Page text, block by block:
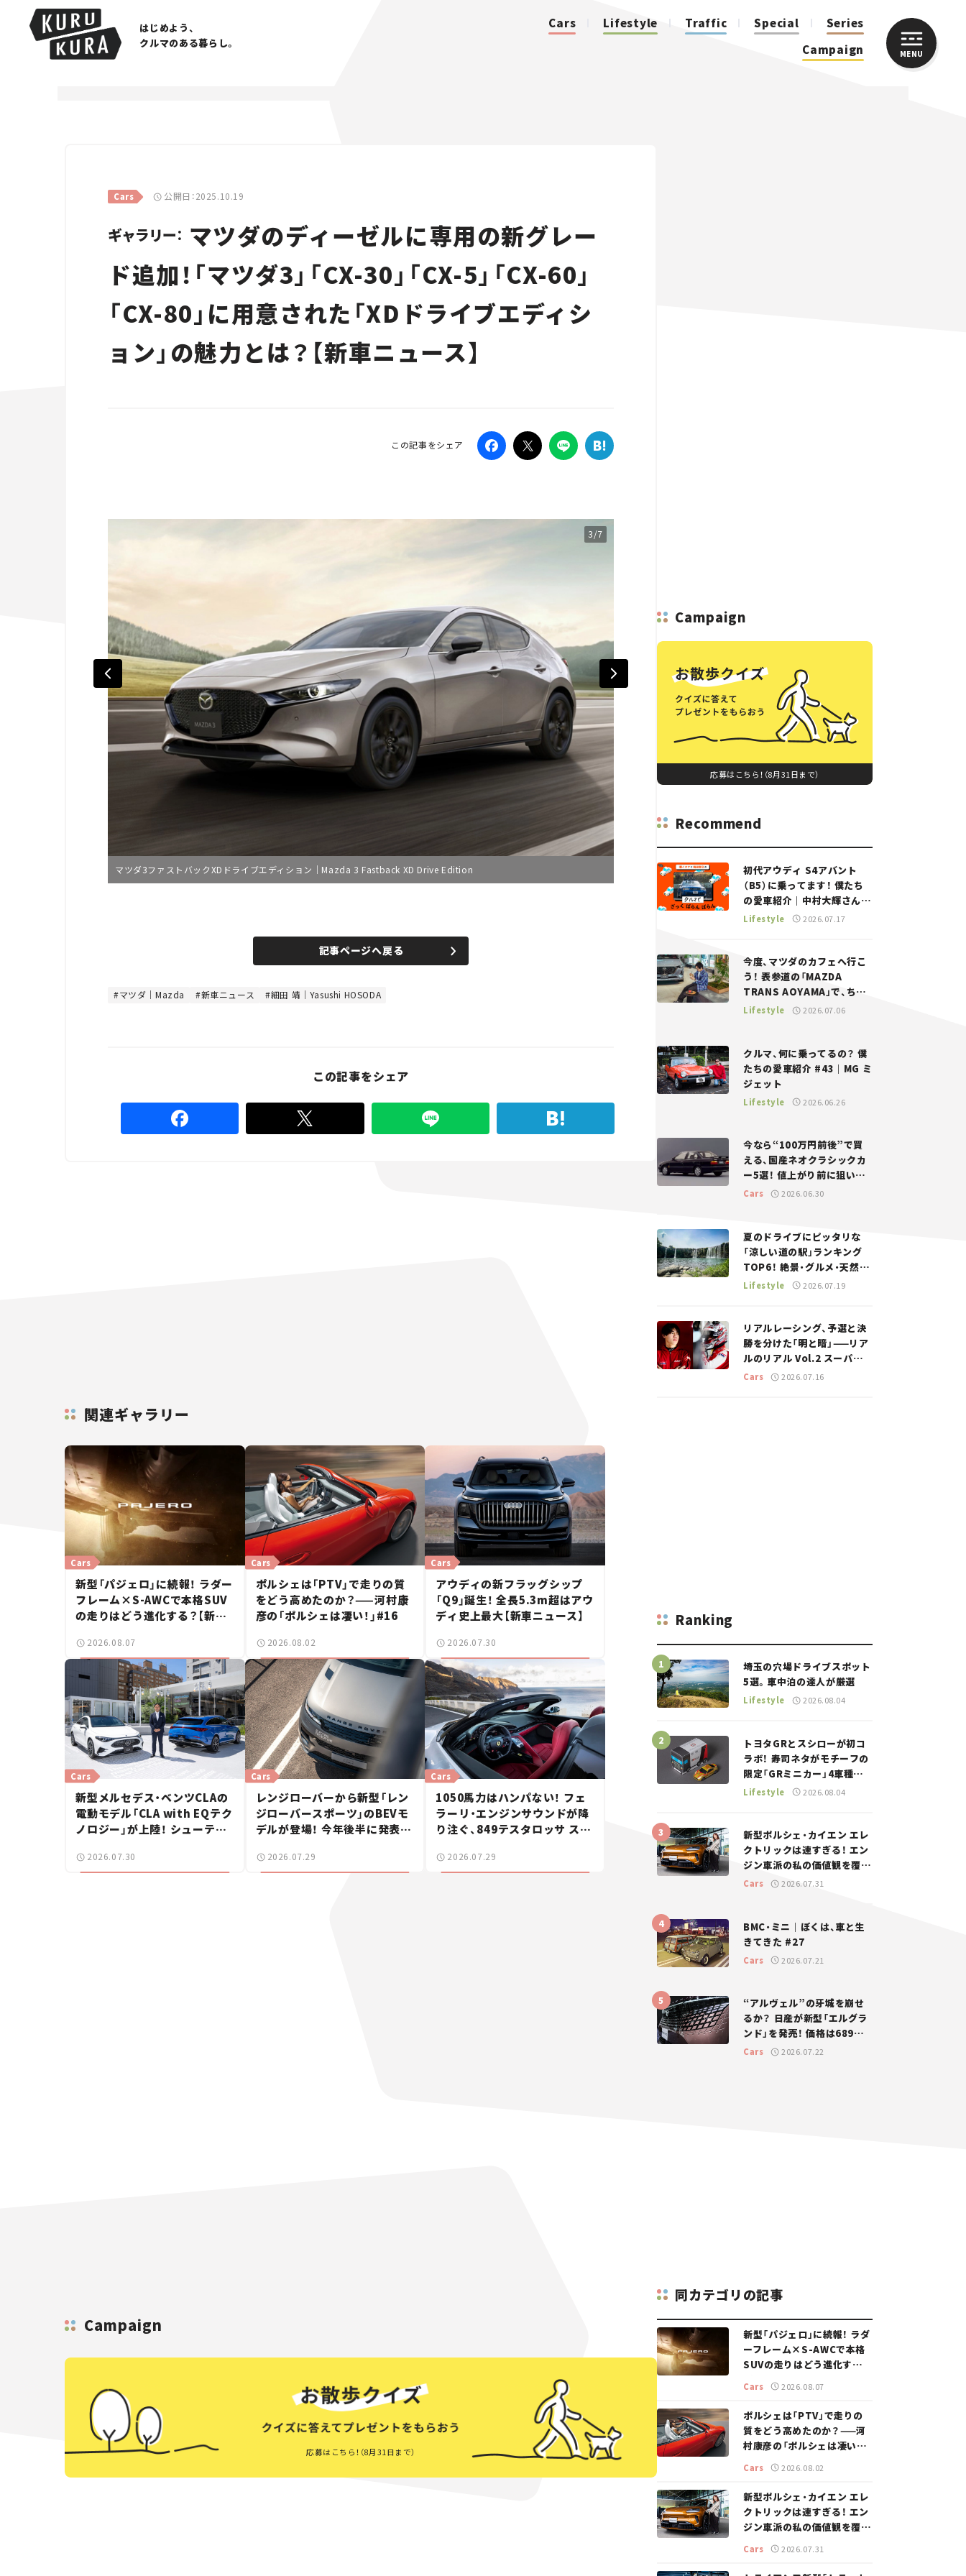
はじめよう、
クルマのある暮らし。
Cars Lifestyle Traffic Special
Series
Campaign
MENU
Cars 公開日：2025.10.19
ギャラリー： マツダのディーゼルに専用の新グレー
ド追加！「マツダ3」「CX-30」「CX-5」「CX-60」
「CX-80」に用意された「XDドライブエディシ
ョン」の魅力とは？【新車ニュース】
この記事をシェア
3/7
マツダ3ファストバックXDドライブエディション｜Mazda 3 Fastback XD Drive Edition
8
.
記事ページへ戻る
マツダ｜Mazda 新車ニュース 細田 靖｜Yasushi HOSODA
この記事をシェア
関連ギャラリー
Cars
新型「パジェロ」に続報！ ラダー
フレーム×S-AWCで本格SUV
の走りはどう進化する？【新車
2026.08.07
Cars
ポルシェは「PTV」で走りの質
をどう高めたのか？——河村康
彦の「ポルシェは凄い！」#16
2026.08.02
Cars
アウディの新フラッグシップ
「Q9」誕生！ 全長5.3m超はアウ
ディ史上最大【新車ニュース】
2026.07.30
Cars
新型メルセデス・ベンツCLAの
電動モデル「CLA with EQテク
ノロジー」が上陸！ シューティ
ース】
2026.07.30
Cars
レンジローバーから新型「レン
ジローバースポーツ」のBEVモ
デルが登場！ 今年後半に発表へ
2026.07.29
Cars
1050馬力はハンパない！ フェ
ラーリ・エンジンサウンドが降
り注ぐ、849テスタロッサ スパ
2026.07.29
Campaign
応募はこちら！（8月31日まで）
Campaign
応募はこちら！（8月31日まで）
Recommend
初代アウディ S4アバント
（B5）に乗ってます！ 僕たち
の愛車紹介｜中村大輝さん
——瀬イオナと嶋田智之の
Lifestyle 2026.07.17
今度、マツダのカフェへ行こ
う！ 表参道の「MAZDA
TRANS AOYAMA」で、ちょ
っとひと息。——連載｜CCG
Lifestyle 2026.07.06
クルマ、何に乗ってるの？ 僕
たちの愛車紹介 #43｜MG ミ
ジェット
Lifestyle 2026.06.26
今なら“100万円前後”で買
える、国産ネオクラシックカ
ー5選！ 値上がり前に狙いた
い、中古車探しをお手伝い――ち
Cars 2026.06.30
夏のドライブにピッタリな
「涼しい道の駅」ランキング
TOP6！ 絶景・グルメ・天然ク
ーラーなど、避暑におすすめ
Lifestyle 2026.07.19
リアルレーシング、予選と決
勝を分けた「明と暗」——リア
ルのリアル Vol.2 スーパー
GT 2026開幕戦 岡山国際サ
Cars 2026.07.16
Ranking
埼玉の穴場ドライブスポット
5選。車中泊の達人が厳選
Lifestyle 2026.08.04
トヨタGRとスシローが初コ
ラボ！ 寿司ネタがモチーフの
限定「GRミニカー」4車種が
登場。入手方法は？【クルマ
Lifestyle 2026.08.04
新型ポルシェ・カイエン エレ
クトリックは速すぎる！ エン
ジン車派の私の価値観を覆し
た、新しいポルシェの走り。
Cars 2026.07.31
BMC・ミニ｜ぼくは、車と生
きてきた #27
Cars 2026.07.21
“アルヴェル”の牙城を崩せ
るか？ 日産が新型「エルグラ
ンド」を発売！ 価格は689万
円から【新車ニュース】
Cars 2026.07.22
同カテゴリの記事
新型「パジェロ」に続報！ ラダ
ーフレーム×S-AWCで本格
SUVの走りはどう進化する？
【新車ニュース】
Cars 2026.08.07
ポルシェは「PTV」で走りの
質をどう高めたのか？——河
村康彦の「ポルシェは凄い！」
Cars 2026.08.02
新型ポルシェ・カイエン エレ
クトリックは速すぎる！ エン
ジン車派の私の価値観を覆し
た、新しいポルシェの走り。
Cars 2026.07.31
CLOSE
Traffic
Special
Series